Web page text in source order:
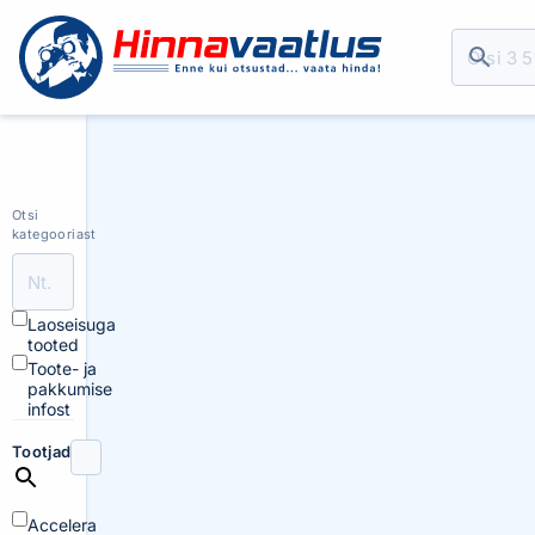
Otsi
kategooriast
Laoseisuga
tooted
Toote- ja
pakkumise
infost
Tootjad
Accelera